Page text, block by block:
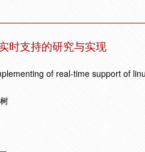
时支持的研究与实现
of real-time support of